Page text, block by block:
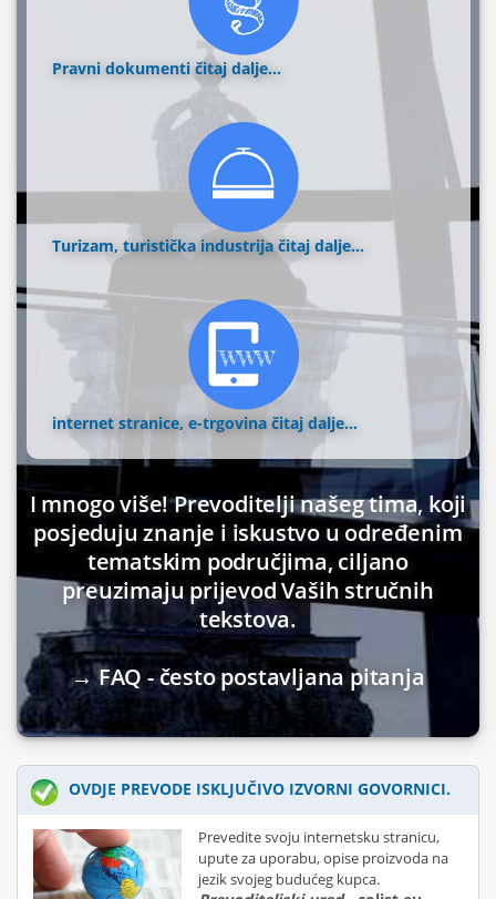
Pravni dokumentičitaj dalje...
Turizam, turistička industrijačitaj dalje...
internet stranice, e-trgovina čitaj dalje...
I mnogo više! Prevoditelji našeg tima, koji
posjeduju znanje i iskustvo u određenim
tematskim područjima, ciljano
preuzimaju prijevod Vaših stručnih
tekstova.
→ FAQ - često postavljana pitanja
OVDJE PREVODE ISKLJUČIVO IZVORNI GOVORNICI.
Prevedite svoju internetsku stranicu,
upute za uporabu, opise proizvoda na
jezik svojeg budućeg kupca.